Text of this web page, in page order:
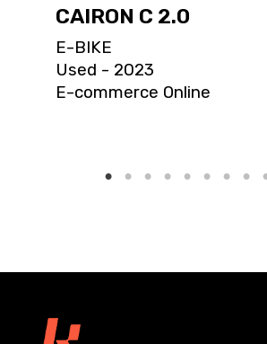
CAIRON C 2.0
E-BIKE
Used - 2023
E-commerce Online